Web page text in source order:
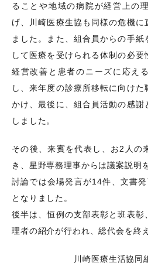
ることや地域の病院が経営上の
げ、川崎医療生協も同様の危機に
ました。また、組合員からの手
して医療を受けられる体制の必要
経営改善と患者のニーズに応え
し、来年度の診療所移転に向け
かけ、最後に、組合員活動の感謝
しました。
その後、来賓を代表し、お2人の
き、星野専務理事からは議案説明
討論では会場発言が14件、文書
となりました。
後半は、恒例の支部表彰と班表彰
理者の紹介が行われ、総代会を終
川崎医療生活協同